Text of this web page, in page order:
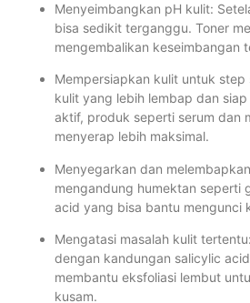
Menyeimbangkan pH kulit:
bisa sedikit terganggu. Toner
mengembalikan keseimbangan
Mempersiapkan kulit untuk step
kulit yang lebih lembap dan
aktif, produk seperti serum dan
menyerap lebih maksimal.
Menyegarkan dan
mengandung humektan seperti
acid yang bisa bantu mengunci
Mengatasi masalah kulit
dengan kandungan salicylic
membantu eksfoliasi lembut
kusam.